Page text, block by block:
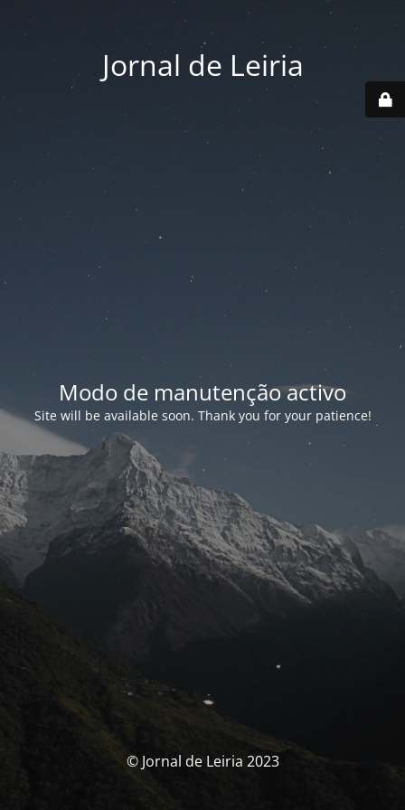
Jornal de Leiria
Modo de manutenção activo
Site will be available soon. Thank you for your patience!
© Jornal de Leiria 2023